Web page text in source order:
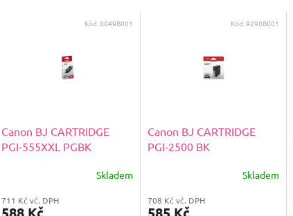
Canon BJ CARTRIDGE
PGI-555XXL PGBK
Skladem
711 Kč vč. DPH
Kód:8049B001
Canon BJ CARTRIDGE
PGI-2500 BK
Skladem
708 Kč vč. DPH
Kód:9290B001